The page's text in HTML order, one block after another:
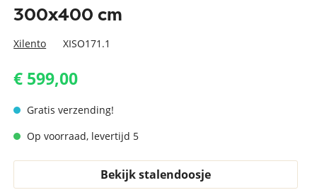
300x400 cm
Xilento XISO171.1
€ 599,00
Gratis verzending!
Op voorraad, levertijd 5
Bekijk stalendoosje